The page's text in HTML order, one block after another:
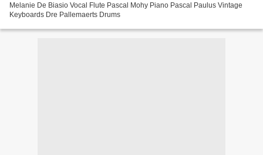
Melanie De Biasio Vocal Flute Pascal Mohy Piano Pascal Paulus Vintage
Keyboards Dre Pallemaerts Drums